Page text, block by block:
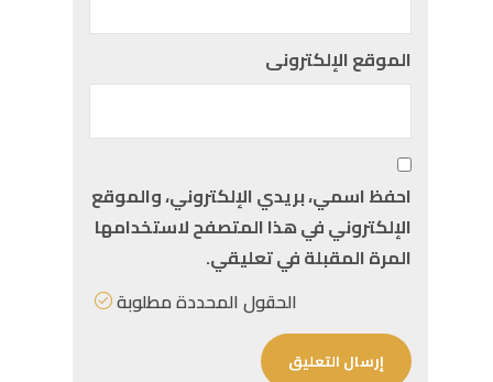
الموقع الإلكترونى
احفظ اسمي، بريدي الإلكتروني، والموقع
الإلكتروني في هذا المتصفح لاستخدامها
المرة المقبلة في تعليقي.
الحقول المحددة مطلوبة